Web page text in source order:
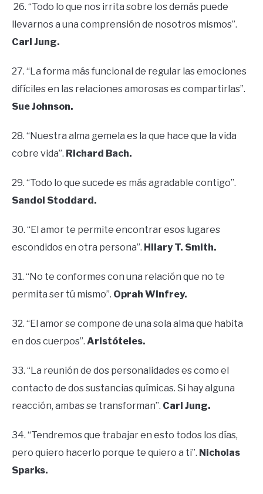
26. “Todo lo que nos irrita sobre los demás puede
llevarnos a una comprensión de nosotros mismos”.
Carl Jung.
27. “La forma más funcional de regular las emociones
difíciles en las relaciones amorosas es compartirlas”.
Sue Johnson.
28. “Nuestra alma gemela es la que hace que la vida
cobre vida”. Richard Bach.
29. “Todo lo que sucede es más agradable contigo”.
Sandol Stoddard.
30. “El amor te permite encontrar esos lugares
escondidos en otra persona”. Hilary T. Smith.
31. “No te conformes con una relación que no te
permita ser tú mismo”. Oprah Winfrey.
32. “El amor se compone de una sola alma que habita
en dos cuerpos”. Aristóteles.
33. “La reunión de dos personalidades es como el
contacto de dos sustancias químicas. Si hay alguna
reacción, ambas se transforman”. Carl Jung.
34. “Tendremos que trabajar en esto todos los días,
pero quiero hacerlo porque te quiero a ti”. Nicholas
Sparks.